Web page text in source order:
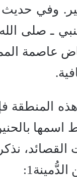
وفي حديث
ـ صلى
عاصمة
المنطقة
اسمها